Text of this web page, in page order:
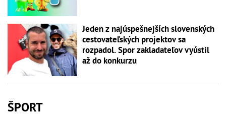
Jeden z najúspešnejších slovenských
cestovateľských projektov sa
rozpadol. Spor zakladateľov vyústil
až do konkurzu
ŠPORT